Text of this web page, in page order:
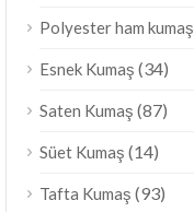
Polyester ham kumaş
Esnek Kumaş (34)
Saten Kumaş (87)
Süet Kumaş (14)
Tafta Kumaş (93)